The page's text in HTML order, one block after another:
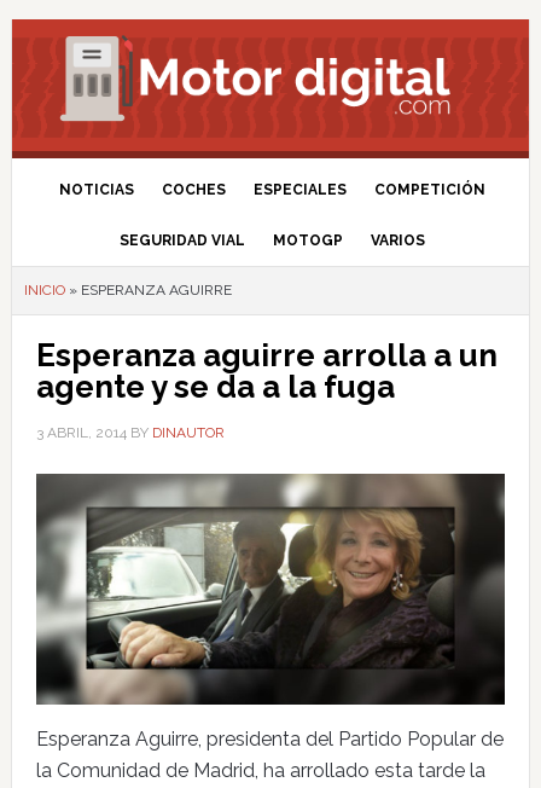
NOTICIAS COCHES ESPECIALES COMPETICIÓN
SEGURIDAD VIAL MOTOGP VARIOS
INICIO» ESPERANZA AGUIRRE
Esperanza aguirre arrolla a un
agente y se da a la fuga
3 ABRIL, 2014BY DINAUTOR
Esperanza Aguirre, presidenta del Partido Popular de
la Comunidad de Madrid, ha arrollado esta tarde la